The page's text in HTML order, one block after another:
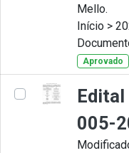
Mello.
Início >
Aprovado
Edital
005-